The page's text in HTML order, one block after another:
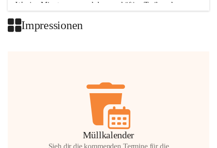
Wenige Minuten nur, und das geschäftige Treiben der
Impressionen
Müllkalender
Sieh dir die kommenden Termine für die